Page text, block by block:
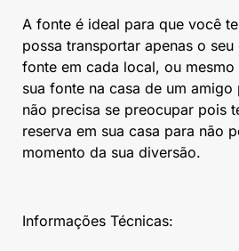
A fonte é ideal para que você
possa transportar apenas o
fonte em cada local, ou
sua fonte na casa de um
não precisa se preocupar pois
reserva em sua casa para não
momento da sua diversão.
Informações Técnicas: